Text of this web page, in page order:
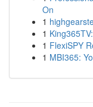
On
1
1
1 FlexiSPY
1 MBI365: